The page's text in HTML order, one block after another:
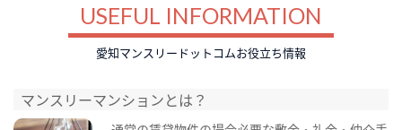
USEFUL INFORMATION
愛知マンスリードットコムお役立ち情報
マンスリーマンションとは？